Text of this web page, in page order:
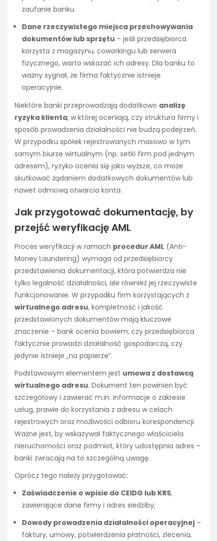
zaufanie banku.
Dane rzeczywistego miejsca przechowywania
dokumentów lub sprzętu – jeśli przedsiębiorca
korzysta z magazynu, coworkingu lub serwera
fizycznego, warto wskazać ich adresy. Dla banku to
ważny sygnał, że firma faktycznie istnieje
operacyjnie.
Niektóre banki przeprowadzają dodatkowo analizę
ryzyka klienta, w której oceniają, czy struktura firmy i
sposób prowadzenia działalności nie budzą podejrzeń.
W przypadku spółek rejestrowanych masowo w tym
samym biurze wirtualnym (np. setki firm pod jednym
adresem), ryzyko ocenia się jako wyższe, co może
skutkować żądaniem dodatkowych dokumentów lub
nawet odmową otwarcia konta.
Jak przygotować dokumentację, by
przejść weryfikację AML
Proces weryfikacji w ramach procedur AML (Anti-
Money Laundering) wymaga od przedsiębiorcy
przedstawienia dokumentacji, która potwierdza nie
tylko legalność działalności, ale również jej rzeczywiste
funkcjonowanie. W przypadku firm korzystających z
wirtualnego adresu, kompletność i jakość
przedstawionych dokumentów mają kluczowe
znaczenie – bank ocenia bowiem, czy przedsiębiorca
faktycznie prowadzi działalność gospodarczą, czy
jedynie istnieje „na papierze”.
Podstawowym elementem jest umowa z dostawcą
wirtualnego adresu. Dokument ten powinien być
szczegółowy i zawierać m.in. informacje o zakresie
usług, prawie do korzystania z adresu w celach
rejestrowych oraz możliwości odbioru korespondencji.
Ważne jest, by wskazywał faktycznego właściciela
nieruchomości oraz podmiot, który udostępnia adres –
banki zwracają na to szczególną uwagę.
Oprócz tego należy przygotować:
Zaświadczenie o wpisie do CEIDG lub KRS,
zawierające dane firmy i adres siedziby;
Dowody prowadzenia działalności operacyjnej –
faktury, umowy, potwierdzenia płatności, zlecenia,